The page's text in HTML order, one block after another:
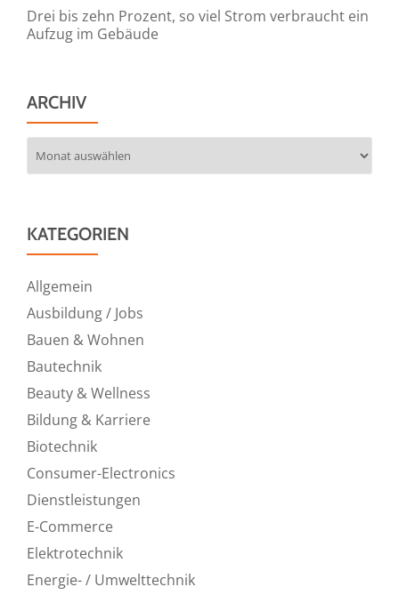
Drei bis zehn Prozent, so viel Strom verbraucht ein
Aufzug im Gebäude
ARCHIV
KATEGORIEN
Allgemein
Ausbildung / Jobs
Bauen & Wohnen
Bautechnik
Beauty & Wellness
Bildung & Karriere
Biotechnik
Consumer-Electronics
Dienstleistungen
E-Commerce
Elektrotechnik
Energie- / Umwelttechnik